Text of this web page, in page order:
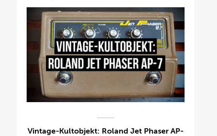
Vintage-Kultobjekt: Roland Jet Phaser AP-